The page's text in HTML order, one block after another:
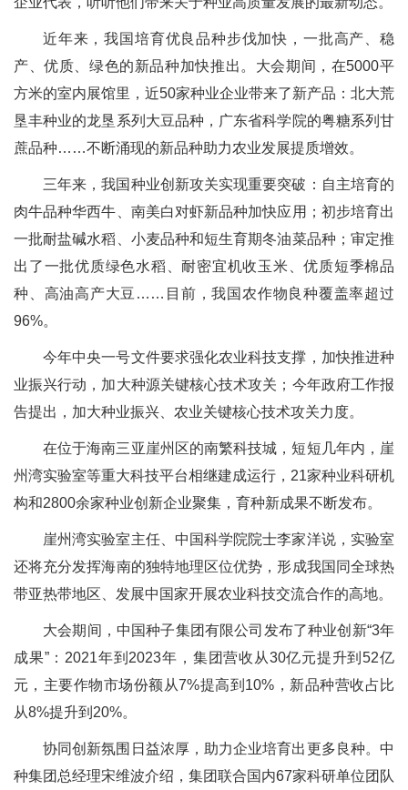
近年来，我国培育优良品种步伐加快，一批高产、稳
产、优质、绿色的新品种加快推出。大会期间，在5000平
方米的室内展馆里，近50家种业企业带来了新产品：北大荒
垦丰种业的龙垦系列大豆品种，广东省科学院的粤糖系列甘
蔗品种……不断涌现的新品种助力农业发展提质增效。
三年来，我国种业创新攻关实现重要突破：自主培育的
肉牛品种华西牛、南美白对虾新品种加快应用；初步培育出
一批耐盐碱水稻、小麦品种和短生育期冬油菜品种；审定推
出了一批优质绿色水稻、耐密宜机收玉米、优质短季棉品
种、高油高产大豆……目前，我国农作物良种覆盖率超过
96%。
今年中央一号文件要求强化农业科技支撑，加快推进种
业振兴行动，加大种源关键核心技术攻关；今年政府工作报
告提出，加大种业振兴、农业关键核心技术攻关力度。
在位于海南三亚崖州区的南繁科技城，短短几年内，崖
州湾实验室等重大科技平台相继建成运行，21家种业科研机
构和2800余家种业创新企业聚集，育种新成果不断发布。
崖州湾实验室主任、中国科学院院士李家洋说，实验室
还将充分发挥海南的独特地理区位优势，形成我国同全球热
带亚热带地区、发展中国家开展农业科技交流合作的高地。
大会期间，中国种子集团有限公司发布了种业创新“3年
成果”：2021年到2023年，集团营收从30亿元提升到52亿
元，主要作物市场份额从7%提高到10%，新品种营收占比
从8%提升到20%。
协同创新氛围日益浓厚，助力企业培育出更多良种。中
种集团总经理宋维波介绍，集团联合国内67家科研单位团队